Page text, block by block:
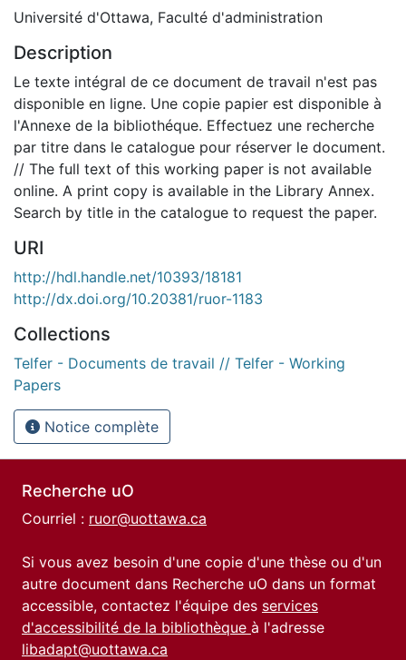
Université d'Ottawa, Faculté d'administration
Description
Le texte intégral de ce document de travail n'est pas
disponible en ligne. Une copie papier est disponible à
l'Annexe de la bibliothéque. Effectuez une recherche
par titre dans le catalogue pour réserver le document.
// The full text of this working paper is not available
online. A print copy is available in the Library Annex.
Search by title in the catalogue to request the paper.
URI
http://hdl.handle.net/10393/18181
http://dx.doi.org/10.20381/ruor-1183
Collections
Telfer - Documents de travail // Telfer - Working
Papers
Notice complète
Recherche uO
Courriel : ruor@uottawa.ca
Si vous avez besoin d'une copie d'une thèse ou d'un
autre document dans Recherche uO dans un format
accessible, contactez l'équipe des services
d'accessibilité de la bibliothèque à l'adresse
libadapt@uottawa.ca